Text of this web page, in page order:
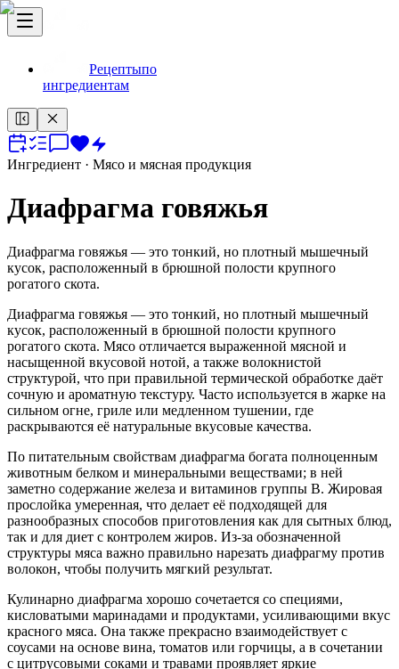
Рецептыпо
ингредиентам
Ингредиент · Мясо и мясная продукция
Диафрагма говяжья
Диафрагма говяжья — это тонкий, но плотный мышечный
кусок, расположенный в брюшной полости крупного
рогатого скота.
Диафрагма говяжья — это тонкий, но плотный мышечный
кусок, расположенный в брюшной полости крупного
рогатого скота. Мясо отличается выраженной мясной и
насыщенной вкусовой нотой, а также волокнистой
структурой, что при правильной термической обработке даёт
сочную и ароматную текстуру. Часто используется в жарке на
сильном огне, гриле или медленном тушении, где
раскрываются её натуральные вкусовые качества.
По питательным свойствам диафрагма богата полноценным
животным белком и минеральными веществами; в ней
заметно содержание железа и витаминов группы B. Жировая
прослойка умеренная, что делает её подходящей для
разнообразных способов приготовления как для сытных блюд,
так и для диет с контролем жиров. Из-за обозначенной
структуры мяса важно правильно нарезать диафрагму против
волокон, чтобы получить мягкий результат.
Кулинарно диафрагма хорошо сочетается со специями,
кисловатыми маринадами и продуктами, усиливающими вкус
красного мяса. Она также прекрасно взаимодействует с
соусами на основе вина, томатов или горчицы, а в сочетании
с цитрусовыми соками и травами проявляет яркие